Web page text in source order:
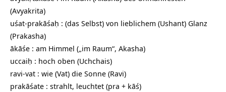
(Avyakrita)
uśat-prakāśaḥ : (das Selbst) von lieblichem (Ushant) Glanz
(Prakasha)
ākāśe : am Himmel („im Raum“, Akasha)
uccaiḥ : hoch oben (Uchchais)
ravi-vat : wie (Vat) die Sonne (Ravi)
prakāśate : strahlt, leuchtet (pra + kāś)